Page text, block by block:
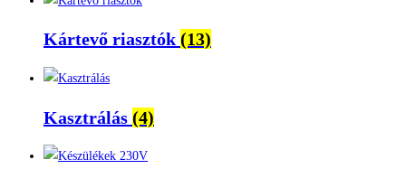
Kártevő riasztók (13)
Kasztrálás (4)